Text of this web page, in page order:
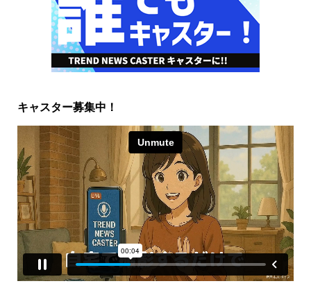
キャスター募集中！